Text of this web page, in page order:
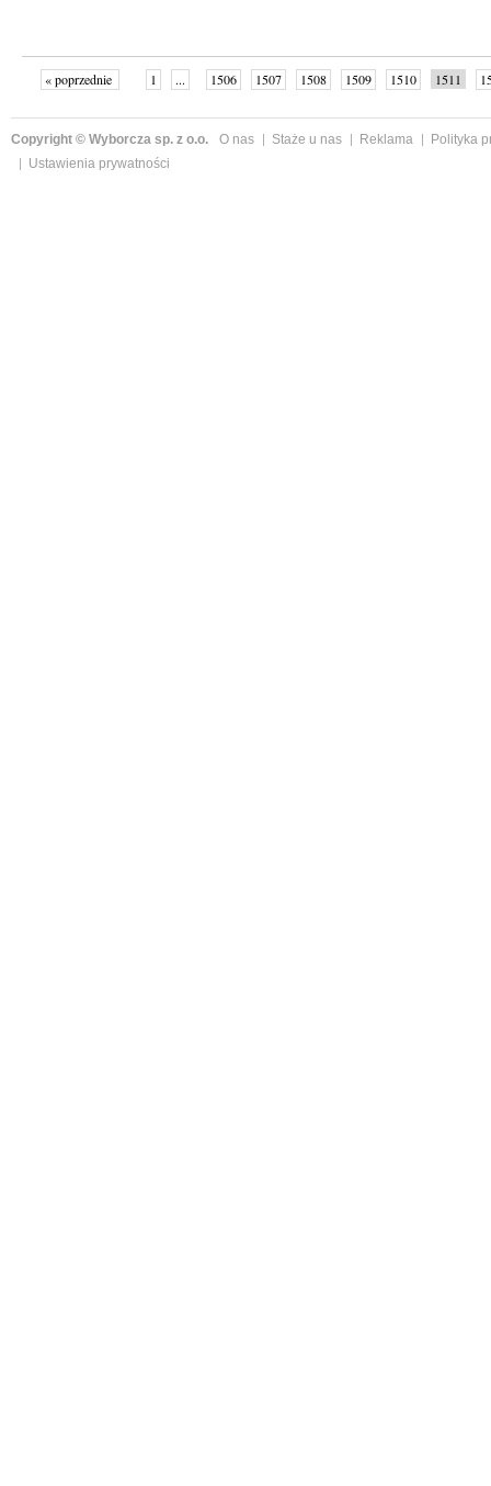
« poprzednie 1 ... 1506 1507 1508 1509 1510 1511
Copyright © Wyborcza sp. z o.o. O nas Staże u nas Reklama
Polityka
Ustawienia prywatności